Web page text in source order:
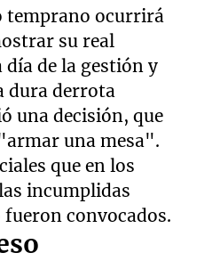
temprano ocurrirá
su real
día de la gestión y
dura derrota
una decisión, que
una mesa".
que en los
incumplidas
convocados.